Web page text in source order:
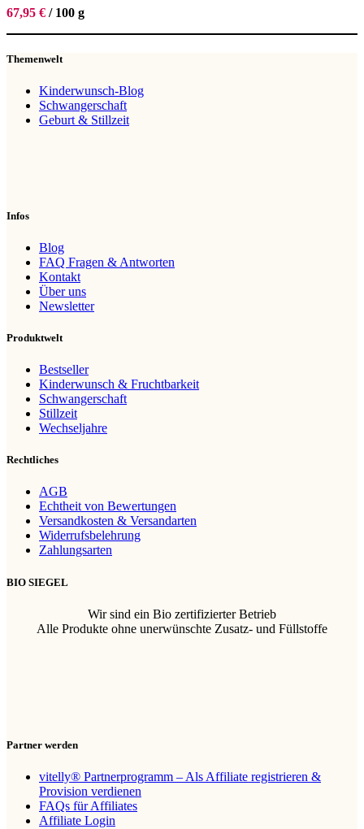
67,95 € / 100 g
Themenwelt
Kinderwunsch-Blog
Schwangerschaft
Geburt & Stillzeit
Infos
Blog
FAQ Fragen & Antworten
Kontakt
Über uns
Newsletter
Produktwelt
Bestseller
Kinderwunsch & Fruchtbarkeit
Schwangerschaft
Stillzeit
Wechseljahre
Rechtliches
AGB
Echtheit von Bewertungen
Versandkosten & Versandarten
Widerrufsbelehrung
Zahlungsarten
BIO SIEGEL
Wir sind ein Bio zertifizierter Betrieb
Alle Produkte ohne unerwünschte Zusatz- und Füllstoffe
Partner werden
vitelly® Partnerprogramm – Als Affiliate registrieren &
Provision verdienen
FAQs für Affiliates
Affiliate Login